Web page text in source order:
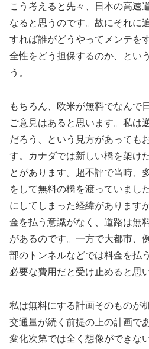
こう考えると先々、日本の高速
なると思うのです。故にそれに
すれば誰がどうやってメンテを
全性をどう担保するのか、とい
う。
もちろん、欧米が無料でなんで
ご意見はあると思います。私は
だろう、という見方があっても
す。カナダでは新しい橋を架け
とがあります。超不評で当時、
をして無料の橋を渡っていまし
にしてしまった経緯があります
金を払う意識がなく、道路は無
があるのです。一方で大都市、
部のトンネルなどでは料金を払
必要な費用だと受け止めると思
私は無料にする計画そのものが
交通量が続く前提の上の計画で
変化次第では全く想像ができな